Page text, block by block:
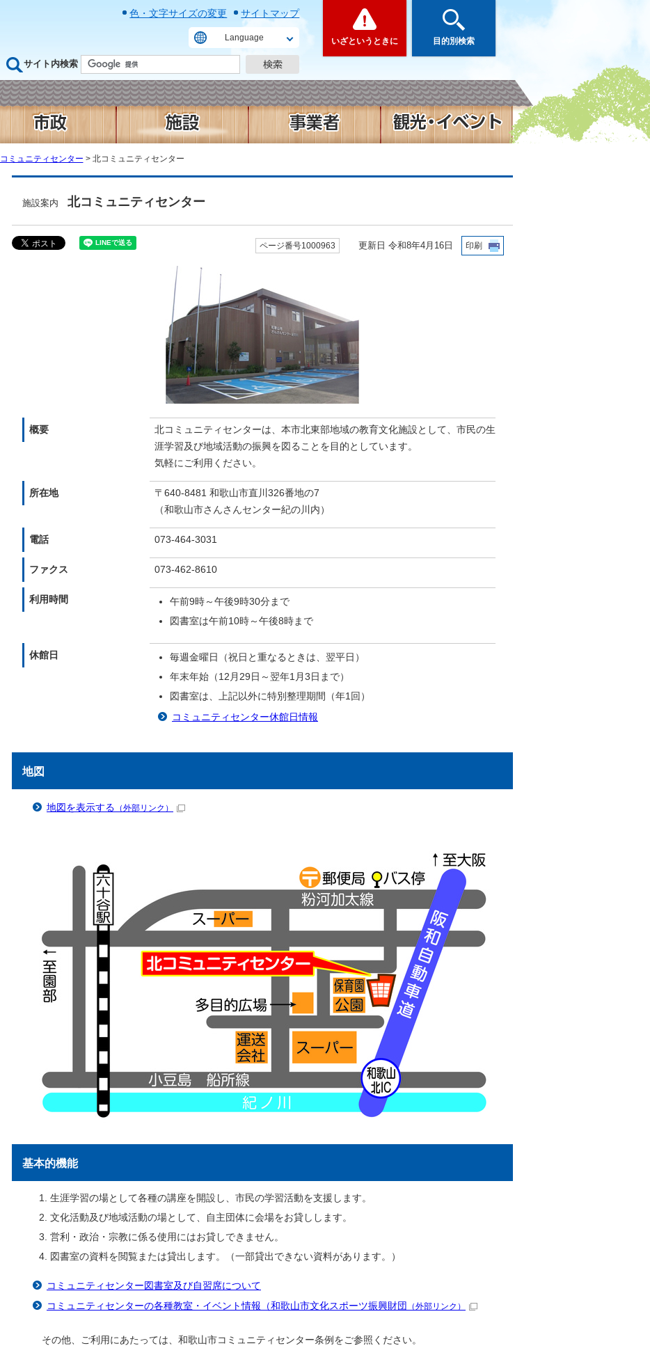
色・文字サイズの変更 サイトマップ
Language
サイト内検索
いざというときに 目的別検索
コミュニティセンター > 北コミュニティセンター
施設案内 北コミュニティセンター
ページ番号1000963 更新日 令和8年4月16日 印刷
概要
北コミュニティセンターは、本市北東部地域の教育文化施設として、市民の生
涯学習及び地域活動の振興を図ることを目的としています。
気軽にご利用ください。
所在地
〒640-8481 和歌山市直川326番地の7
（和歌山市さんさんセンター紀の川内）
電話 073-464-3031
ファクス 073-462-8610
利用時間
午前9時～午後9時30分まで
図書室は午前10時～午後8時まで
休館日
毎週金曜日（祝日と重なるときは、翌平日）
年末年始（12月29日～翌年1月3日まで）
図書室は、上記以外に特別整理期間（年1回）
コミュニティセンター休館日情報
地図
地図を表示する （外部リンク）
基本的機能
生涯学習の場として各種の講座を開設し、市民の学習活動を支援します。
文化活動及び地域活動の場として、自主団体に会場をお貸しします。
営利・政治・宗教に係る使用にはお貸しできません。
図書室の資料を閲覧または貸出します。（一部貸出できない資料があります。）
コミュニティセンター図書室及び自習席について
コミュニティセンターの各種教室・イベント情報（和歌山市文化スポーツ振興財団
（外部リンク）
その他、ご利用にあたっては、和歌山市コミュニティセンター条例をご参照ください。